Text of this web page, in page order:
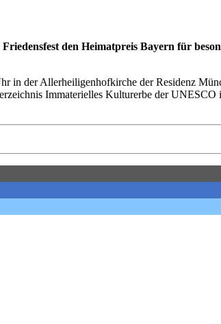
den Heimatpreis Bayern für
in der Allerheiligenhofkirche der Residenz
Immaterielles Kulturerbe der UNESCO